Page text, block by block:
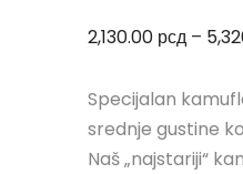
2,130.00 рсд –
Specijalan
srednje gustine
Naš „najstariji“